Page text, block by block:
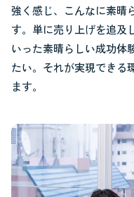
強く感じ、こんなに素晴
す。単に売り上げを追及
いった素晴らしい成功体
たい。それが実現できる
ます。